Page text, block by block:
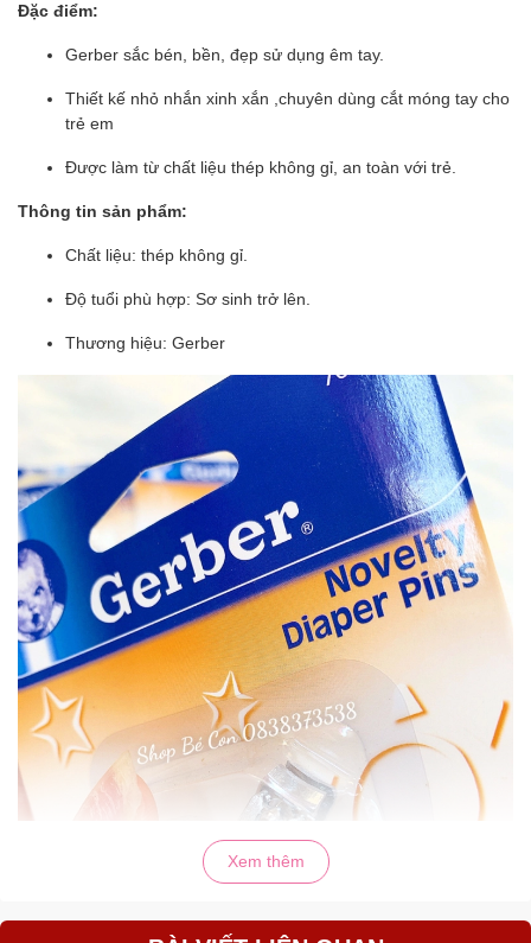
Đặc điểm:
Gerber sắc bén, bền, đẹp sử dụng êm tay.
Thiết kế nhỏ nhắn xinh xắn ,chuyên dùng cắt móng tay cho
trẻ em
Được làm từ chất liệu thép không gỉ, an toàn với trẻ.
Thông tin sản phẩm:
Chất liệu: thép không gỉ.
Độ tuổi phù hợp: Sơ sinh trở lên.
Thương hiệu: Gerber
Xem thêm